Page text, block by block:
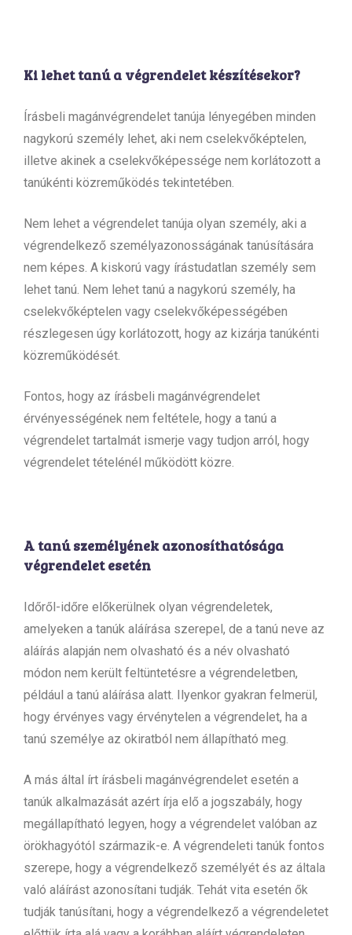
Ki lehet tanú a végrendelet készítésekor?
Írásbeli magánvégrendelet tanúja lényegében minden
nagykorú személy lehet, aki nem cselekvőképtelen,
illetve akinek a cselekvőképessége nem korlátozott a
tanúkénti közreműködés tekintetében.
Nem lehet a végrendelet tanúja olyan személy, aki a
végrendelkező személyazonosságának tanúsítására
nem képes. A kiskorú vagy írástudatlan személy sem
lehet tanú. Nem lehet tanú a nagykorú személy, ha
cselekvőképtelen vagy cselekvőképességében
részlegesen úgy korlátozott, hogy az kizárja tanúkénti
közreműködését.
Fontos, hogy az írásbeli magánvégrendelet
érvényességének nem feltétele, hogy a tanú a
végrendelet tartalmát ismerje vagy tudjon arról, hogy
végrendelet tételénél működött közre.
A tanú személyének azonosíthatósága
végrendelet esetén
Időről-időre előkerülnek olyan végrendeletek,
amelyeken a tanúk aláírása szerepel, de a tanú neve az
aláírás alapján nem olvasható és a név olvasható
módon nem került feltüntetésre a végrendeletben,
például a tanú aláírása alatt. Ilyenkor gyakran felmerül,
hogy érvényes vagy érvénytelen a végrendelet, ha a
tanú személye az okiratból nem állapítható meg.
A más által írt írásbeli magánvégrendelet esetén a
tanúk alkalmazását azért írja elő a jogszabály, hogy
megállapítható legyen, hogy a végrendelet valóban az
örökhagyótól származik-e. A végrendeleti tanúk fontos
szerepe, hogy a végrendelkező személyét és az általa
való aláírást azonosítani tudják. Tehát vita esetén ők
tudják tanúsítani, hogy a végrendelkező a végrendeletet